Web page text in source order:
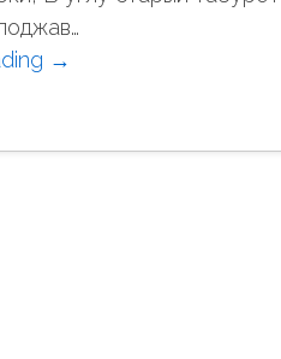
о
д
и
"
и
→